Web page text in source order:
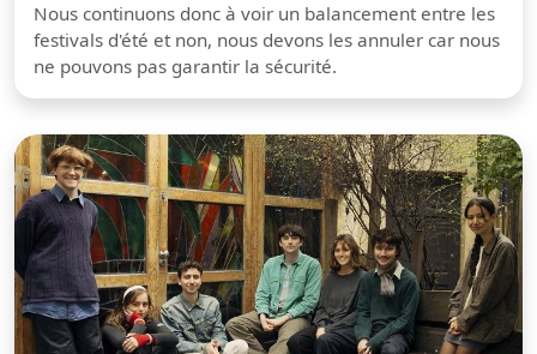
Nous continuons donc à voir un balancement entre les
festivals d'été et non, nous devons les annuler car nous
ne pouvons pas garantir la sécurité.